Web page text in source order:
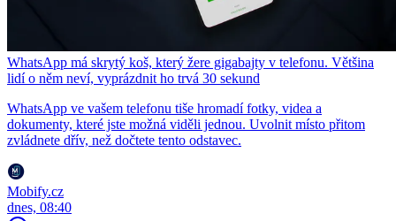
WhatsApp má skrytý koš, který žere gigabajty v telefonu. Většina
lidí o něm neví, vyprázdnit ho trvá 30 sekund
WhatsApp ve vašem telefonu tiše hromadí fotky, videa a
dokumenty, které jste možná viděli jednou. Uvolnit místo přitom
zvládnete dřív, než dočtete tento odstavec.
Mobify.cz
dnes, 08:40